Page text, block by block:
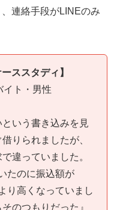
連絡手段がLINEのみ
ススタディ】
イト・男性
という書き込みを見
りられましたが、
違っていました。
たのに振込額が
り高くなっていまし
のつもりだった』